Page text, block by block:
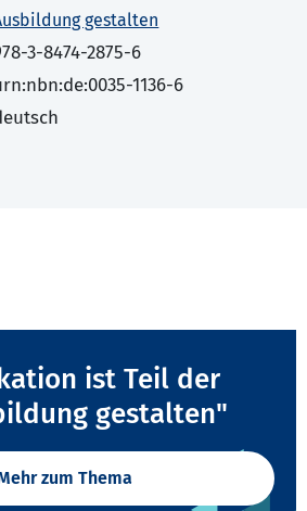
gestalten
3-8474-2875-6
1136-6
ist Teil der
gestalten"
zum Thema